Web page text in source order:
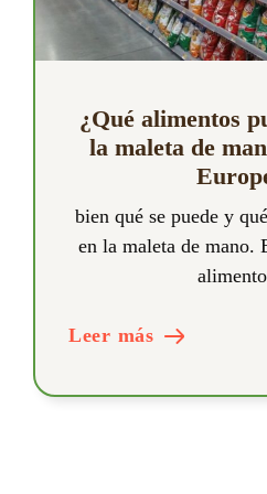
¿Qué alimentos
la maleta de
bien qué se puede y
en la maleta de mano.
Leer más